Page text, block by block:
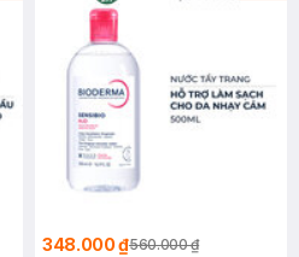
348.000 ₫560.000 ₫